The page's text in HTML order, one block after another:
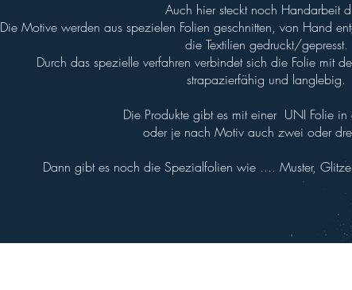
Auch hier steckt noch Handarbeit
Die Motive werden aus spezielen Folien geschnitten, von Hand
die Textilien gedruckt/gepresst.
Durch das spezielle verfahren verbindet sich die Folie mit
strapazierfähig und langlebig.
Die Produkte gibt es mit einer UNI Folie in
oder je nach Motiv auch zwei oder
Dann gibt es noch die Spezialfolien wie .... Muster,